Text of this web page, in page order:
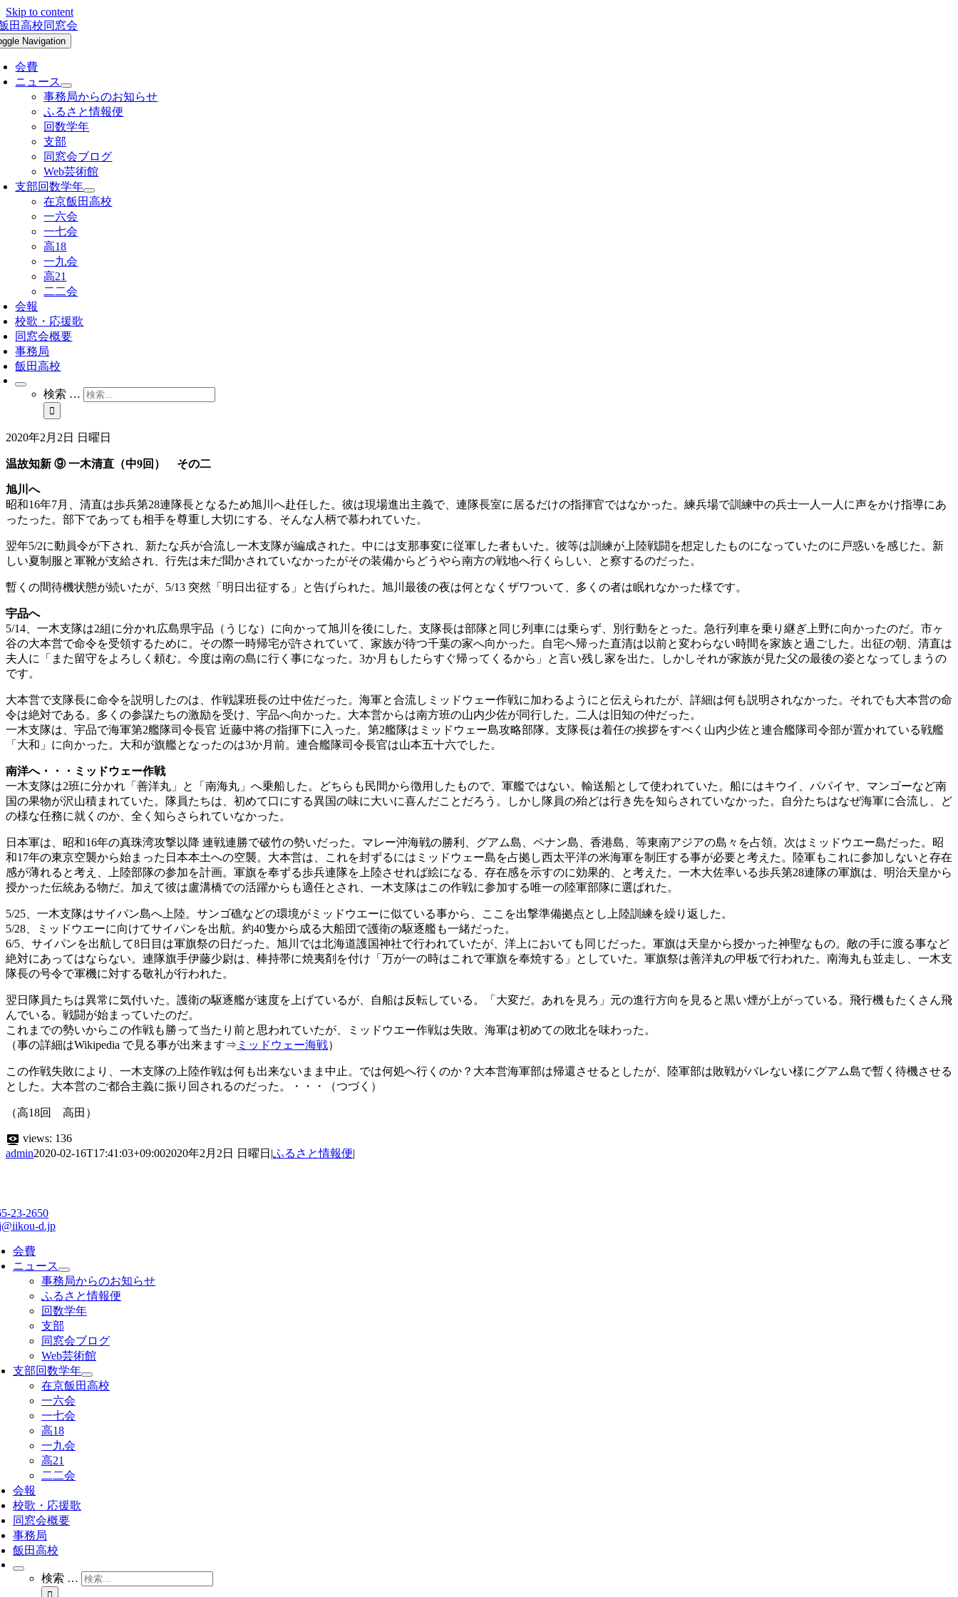
Skip to content
Navigation
会費
ニュース
事務局からのお知らせ
ふるさと情報便
回数学年
支部
同窓会ブログ
Web芸術館
支部回数学年
在京飯田高校
一六会
一七会
高18
一九会
高21
二二会
会報
校歌・応援歌
同窓会概要
事務局
飯田高校
検索 …
2020年2月2日 日曜日
温故知新 ⑨ 一木清直（中9回） その二
旭川へ
昭和16年7月、清直は歩兵第28連隊長となるため旭川へ赴任した。彼は現場進出主義で、連隊長室に居るだけの指揮官ではなかった。練兵場で訓練中の兵士一人一人に声をかけ指導にあ
ったった。部下であっても相手を尊重し大切にする、そんな人柄で慕われていた。
翌年5/2に動員令が下され、新たな兵が合流し一木支隊が編成された。中には支那事変に従軍した者もいた。彼等は訓練が上陸戦闘を想定したものになっていたのに戸惑いを感じた。新
しい夏制服と軍靴が支給され、行先は未だ聞かされていなかったがその装備からどうやら南方の戦地へ行くらしい、と察するのだった。
暫くの間待機状態が続いたが、5/13 突然「明日出征する」と告げられた。旭川最後の夜は何となくザワついて、多くの者は眠れなかった様です。
宇品へ
5/14、一木支隊は2組に分かれ広島県宇品（うじな）に向かって旭川を後にした。支隊長は部隊と同じ列車には乗らず、別行動をとった。急行列車を乗り継ぎ上野に向かったのだ。市ヶ
谷の大本営で命令を受領するために。その際一時帰宅が許されていて、家族が待つ千葉の家へ向かった。自宅へ帰った直清は以前と変わらない時間を家族と過ごした。出征の朝、清直は
夫人に「また留守をよろしく頼む。今度は南の島に行く事になった。3か月もしたらすぐ帰ってくるから」と言い残し家を出た。しかしそれが家族が見た父の最後の姿となってしまうの
です。
大本営で支隊長に命令を説明したのは、作戦課班長の辻中佐だった。海軍と合流しミッドウェー作戦に加わるようにと伝えられたが、詳細は何も説明されなかった。それでも大本営の命
令は絶対である。多くの参謀たちの激励を受け、宇品へ向かった。大本営からは南方班の山内少佐が同行した。二人は旧知の仲だった。
一木支隊は、宇品で海軍第2艦隊司令長官 近藤中将の指揮下に入った。第2艦隊はミッドウェー島攻略部隊。支隊長は着任の挨拶をすべく山内少佐と連合艦隊司令部が置かれている戦艦
「大和」に向かった。大和が旗艦となったのは3か月前。連合艦隊司令長官は山本五十六でした。
南洋へ・・・ミッドウェー作戦
一木支隊は2班に分かれ「善洋丸」と「南海丸」へ乗船した。どちらも民間から徴用したもので、軍艦ではない。輸送船として使われていた。船にはキウイ、パパイヤ、マンゴーなど南
国の果物が沢山積まれていた。隊員たちは、初めて口にする異国の味に大いに喜んだことだろう。しかし隊員の殆どは行き先を知らされていなかった。自分たちはなぜ海軍に合流し、ど
の様な任務に就くのか、全く知らさられていなかった。
日本軍は、昭和16年の真珠湾攻撃以降 連戦連勝で破竹の勢いだった。マレー沖海戦の勝利、グアム島、ペナン島、香港島、等東南アジアの島々を占領。次はミッドウエー島だった。昭
和17年の東京空襲から始まった日本本土への空襲。大本営は、これを封ずるにはミッドウェー島を占拠し西太平洋の米海軍を制圧する事が必要と考えた。陸軍もこれに参加しないと存在
感が薄れると考え、上陸部隊の参加を計画。軍旗を奉ずる歩兵連隊を上陸させれば絵になる、存在感を示すのに効果的、と考えた。一木大佐率いる歩兵第28連隊の軍旗は、明治天皇から
授かった伝統ある物だ。加えて彼は盧溝橋での活躍からも適任とされ、一木支隊はこの作戦に参加する唯一の陸軍部隊に選ばれた。
5/25、一木支隊はサイパン島へ上陸。サンゴ礁などの環境がミッドウエーに似ている事から、ここを出撃準備拠点とし上陸訓練を繰り返した。
5/28、ミッドウエーに向けてサイパンを出航。約40隻から成る大船団で護衛の駆逐艦も一緒だった。
6/5、サイパンを出航して8日目は軍旗祭の日だった。旭川では北海道護国神社で行われていたが、洋上においても同じだった。軍旗は天皇から授かった神聖なもの。敵の手に渡る事など
絶対にあってはならない。連隊旗手伊藤少尉は、棒持帯に焼夷剤を付け「万が一の時はこれで軍旗を奉焼する」としていた。軍旗祭は善洋丸の甲板で行われた。南海丸も並走し、一木支
隊長の号令で軍機に対する敬礼が行われた。
翌日隊員たちは異常に気付いた。護衛の駆逐艦が速度を上げているが、自船は反転している。「大変だ。あれを見ろ」元の進行方向を見ると黒い煙が上がっている。飛行機もたくさん飛
んでいる。戦闘が始まっていたのだ。
これまでの勢いからこの作戦も勝って当たり前と思われていたが、ミッドウエー作戦は失敗。海軍は初めての敗北を味わった。
（事の詳細はWikipedia で見る事が出来ます⇒ ミッドウェー海戦）
この作戦失敗により、一木支隊の上陸作戦は何も出来ないまま中止。では何処へ行くのか？大本営海軍部は帰還させるとしたが、陸軍部は敗戦がバレない様にグアム島で暫く待機させる
とした。大本営のご都合主義に振り回されるのだった。・・・（つづく）
（高18回 高田）
views: 136
admin2020-02-16T17:41:03+09:002020年2月2日 日曜日 |ふるさと情報便|
23-2650
d.jp
会費
ニュース
事務局からのお知らせ
ふるさと情報便
回数学年
支部
同窓会ブログ
Web芸術館
支部回数学年
在京飯田高校
一六会
一七会
高18
一九会
高21
二二会
会報
校歌・応援歌
同窓会概要
事務局
飯田高校
検索 …